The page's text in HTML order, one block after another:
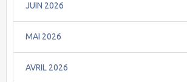
JUIN 2026
MAI 2026
AVRIL 2026